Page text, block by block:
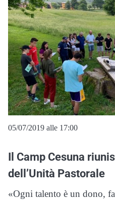
05/07/2019 alle 17:00
Il Camp Cesuna
dell’Unità Pastorale
«Ogni talento è un dono,